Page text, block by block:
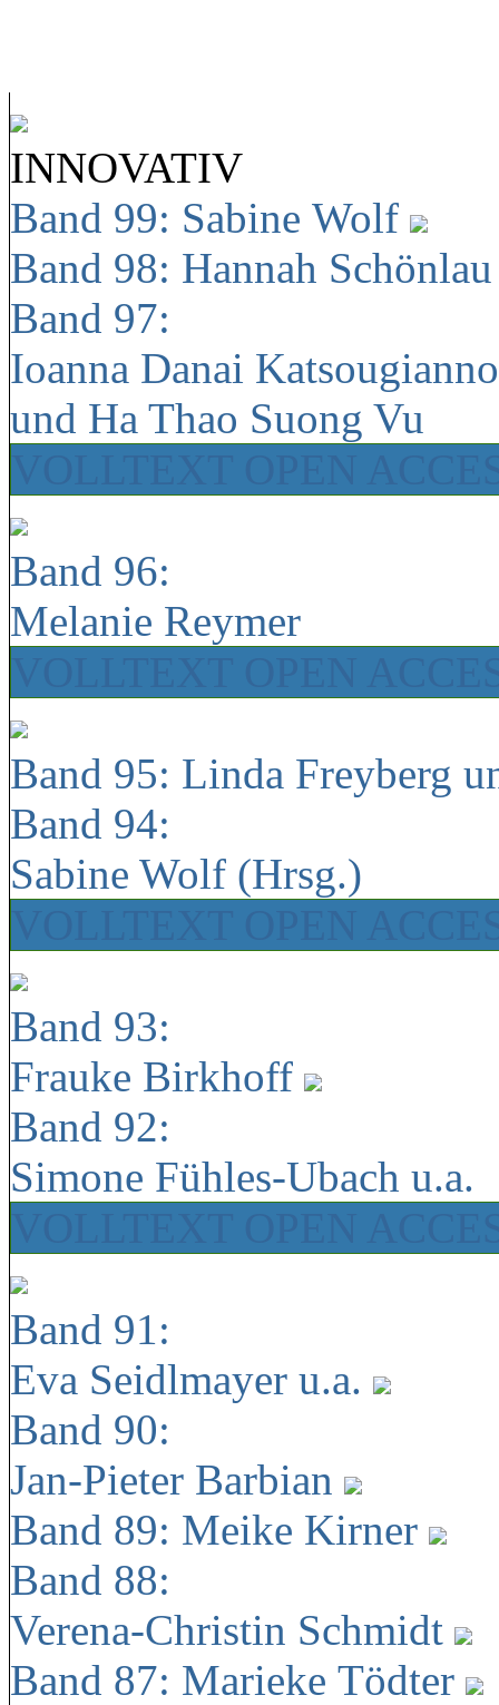
INNOVATIV
Band 99: Sabine Wolf
Band 98: Hannah
Band 97:
Ioanna Danai
und Ha Thao Suong Vu
Band 96:
Melanie Reymer
Band 95: Linda Freyberg
Band 94:
Sabine Wolf (Hrsg.)
Band 93:
Frauke Birkhoff
Band 92:
Simone Fühles-Ubach u.a.
Band 91:
Eva Seidlmayer u.a.
Band 90:
Jan-Pieter Barbian
Band 89: Meike Kirner
Band 88:
Verena-Christin Schmidt
Band 87: Marieke Tödter